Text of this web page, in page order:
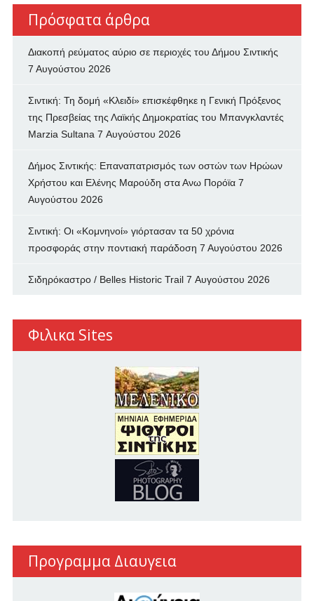
Πρόσφατα άρθρα
Διακοπή ρεύματος αύριο σε περιοχές του Δήμου Σιντικής
7 Αυγούστου 2026
Σιντική: Τη δομή «Κλειδί» επισκέφθηκε η Γενική Πρόξενος
της Πρεσβείας της Λαϊκής Δημοκρατίας του Μπανγκλαντές
Marzia Sultana 7 Αυγούστου 2026
Δήμος Σιντικής: Επαναπατρισμός των oστών των Ηρώων
Χρήστου και Ελένης Μαρούδη στα Ανω Πορόϊα 7
Αυγούστου 2026
Σιντική: Οι «Κομνηνοί» γιόρτασαν τα 50 χρόνια
προσφοράς στην ποντιακή παράδοση 7 Αυγούστου 2026
Σιδηρόκαστρο / Belles Historic Trail 7 Αυγούστου 2026
Φιλικα Sites
Προγραμμα Διαυγεια